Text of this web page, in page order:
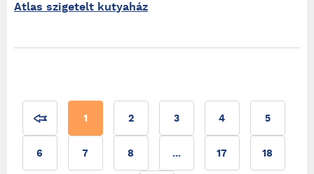
Atlas szigetelt kutyaház
1 2 3 4 5
6 7 8 ... 17 18